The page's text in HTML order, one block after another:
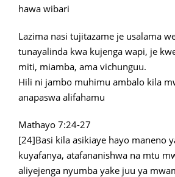
hawa wibari
Lazima nasi tujitazame je usalama
tunayalinda kwa kujenga wapi, je
miti, miamba, ama vichunguu.
Hili ni jambo muhimu ambalo kila
anapaswa alifahamu
Mathayo 7:24-27
[24]Basi kila asikiaye hayo maneno
kuyafanya, atafananishwa na mtu
aliyejenga nyumba yake juu ya